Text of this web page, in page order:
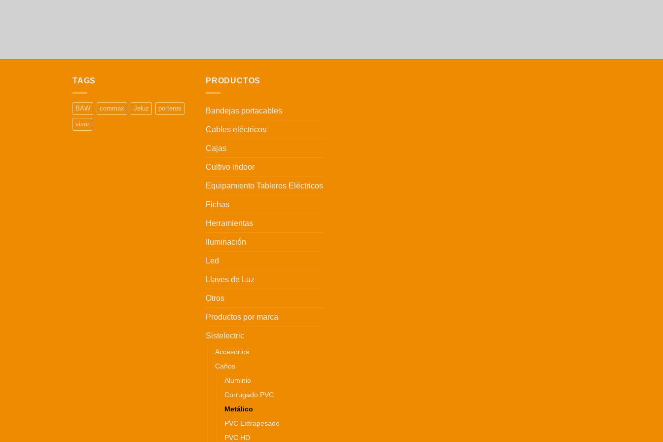
TAGS
BAW commax Jeluz porteros
visor
PRODUCTOS
Bandejas portacables
Cables eléctricos
Cajas
Cultivo indoor
Equipamiento Tableros Eléctricos
Fichas
Herramientas
Iluminación
Led
Llaves de Luz
Otros
Productos por marca
Sistelectric
Accesorios
Caños
Aluminio
Corrugado PVC
Metálico
PVC Extrapesado
PVC HD